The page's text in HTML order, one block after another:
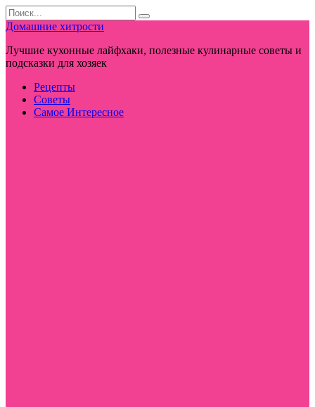
Перейти
к
контенту
Search
for:
Домашние хитрости
Лучшие кухонные лайфхаки, полезные кулинарные советы и
подсказки для хозяек
Рецепты
Советы
Самое Интересное